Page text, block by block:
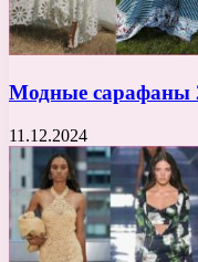
Модные сарафаны
11.12.2024